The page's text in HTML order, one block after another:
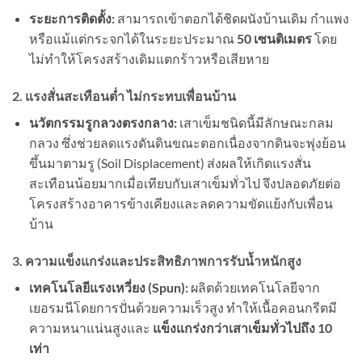
ระยะการติดตั้ง:สามารถเข้าตอกได้ชิดผนังบ้านเดิม กำแพง
หรือแม้แต่กระจกได้ในระยะประมาณ50 เซนติเมตรโดย
ไม่ทำให้โครงสร้างเดิมแตกร้าวหรือเสียหาย
2. แรงสั่นสะเทือนต่ำ ไม่กระทบเพื่อนบ้าน
นวัตกรรมรูกลวงตรงกลาง:เสาเข็มชนิดนี้มีลักษณะกลม
กลวง ซึ่งช่วยลดแรงดันดินขณะตอกเนื่องจากดินจะพุ่งย้อน
ขึ้นมาตามรู (Soil Displacement) ส่งผลให้เกิดแรงสั่น
สะเทือนน้อยมากเมื่อเทียบกับเสาเข็มทั่วไป จึงปลอดภัยต่อ
โครงสร้างอาคารข้างเคียงและลดความขัดแย้งกับเพื่อน
บ้าน
3. ความแข็งแกร่งและประสิทธิภาพการรับน้ำหนักสูง
เทคโนโลยีแรงเหวี่ยง (Spun):ผลิตด้วยเทคโนโลยีจาก
เยอรมนีโดยการปั่นด้วยความเร็วสูง ทำให้เนื้อคอนกรีตมี
ความหนาแน่นสูงและ แข็งแกร่งกว่าเสาเข็มทั่วไปถึง 10
เท่า